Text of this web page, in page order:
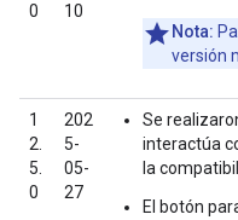
0
10
Nota:
versión
1
2.
5.
0
202
5-
05-
27
Se
interactúa
la
El botón